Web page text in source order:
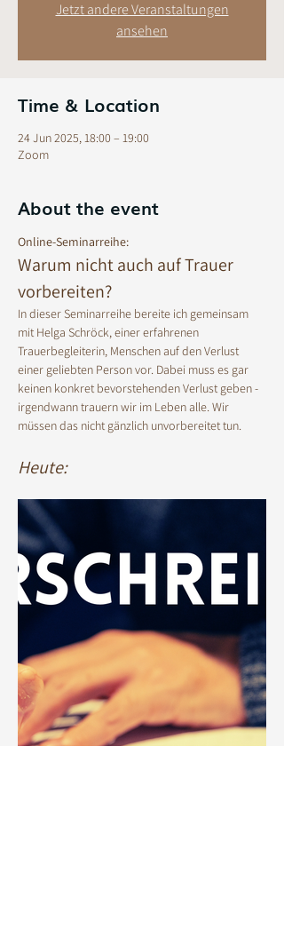
Jetzt andere Veranstaltungen
ansehen
Time & Location
24 Jun 2025, 18:00 – 19:00
Zoom
About the event
Online-Seminarreihe:
Warum nicht auch auf Trauer
vorbereiten?
In dieser Seminarreihe bereite ich gemeinsam
mit Helga Schröck, einer erfahrenen
Trauerbegleiterin, Menschen auf den Verlust
einer geliebten Person vor. Dabei muss es gar
keinen konkret bevorstehenden Verlust geben -
irgendwann trauern wir im Leben alle. Wir
müssen das nicht gänzlich unvorbereitet tun.
Heute: